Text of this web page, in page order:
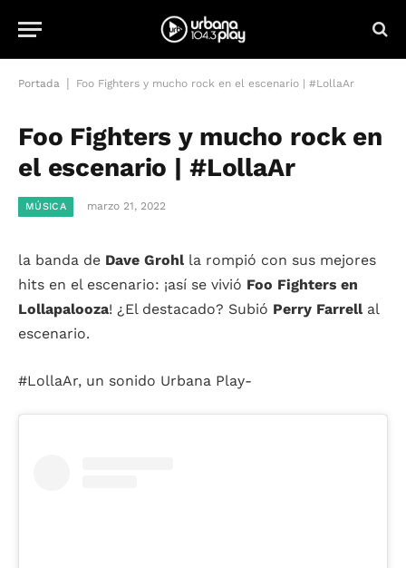
Portada Foo Fighters y mucho rock en el escenario | #LollaAr
Foo Fighters y mucho rock en
el escenario | #LollaAr
MÚSICA marzo 21, 2022
la banda de Dave Grohlla rompió con sus mejores
hits en el escenario: ¡así se vivió Foo Fighters en
Lollapalooza! ¿El destacado? Subió Perry Farrellal
escenario.
#LollaAr, un sonido Urbana Play-